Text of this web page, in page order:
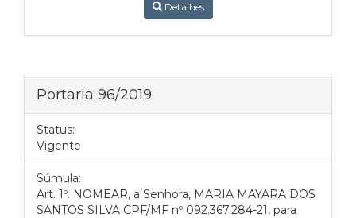
Detalhes
Portaria 96/2019
Status:
Vigente
Súmula:
Art. 1º. NOMEAR, a Senhora, MARIA MAYARA DOS
SANTOS SILVA CPF/MF nº 092.367.284-21, para